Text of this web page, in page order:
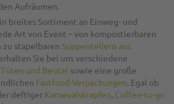
Aufräumen.
breites Sortiment an Einweg- und
Art von Event – von kompostierbaren
zu stapelbaren Suppentellern aus
Sie bei uns verschiedene
Tüten und Beutel sowie eine große
Fastfood-Verpackungen. Egal ob
deftiger Karnevalskrapfen, Coffee-to-go